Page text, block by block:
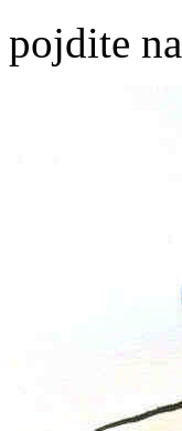
pojdite na